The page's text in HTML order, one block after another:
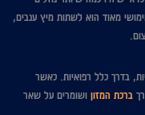
מאוד הוא לשתות מיץ ענבים,
בדרך כלל רפואיות. כאשר
ברכת המזון ושומרים על שאר